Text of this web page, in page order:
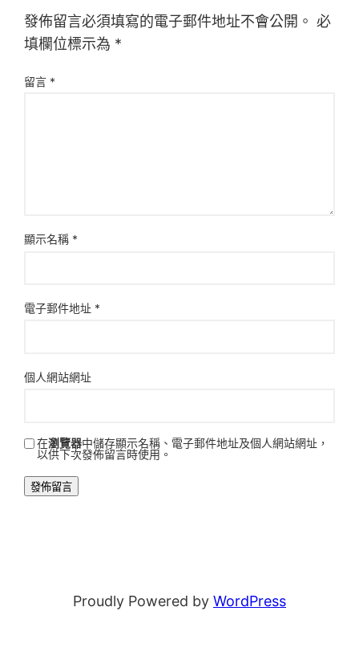
發佈留言必須填寫的電子郵件地址不會公開。 必
填欄位標示為 *
留言 *
顯示名稱 *
電子郵件地址 *
個人網站網址
在瀏覽器中儲存顯示名稱、電子郵件地址及個人網站網址，
以供下次發佈留言時使用。
Proudly Powered by WordPress